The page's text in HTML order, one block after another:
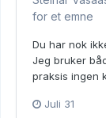
for et emne
Du har nok
Jeg bruker
praksis ingen
Juli 31